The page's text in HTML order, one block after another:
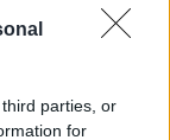
parties, or
for